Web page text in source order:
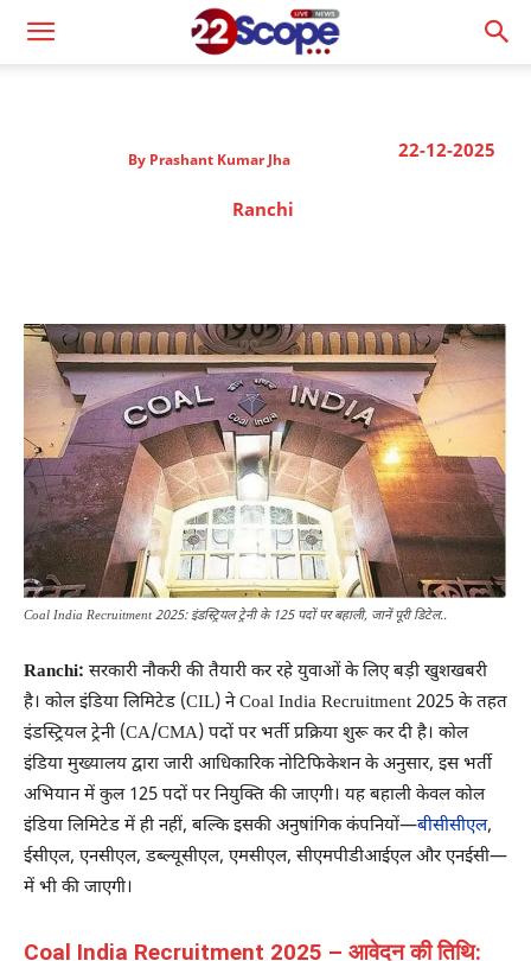
22-12-2025
By Prashant Kumar Jha
Ranchi
Coal India Recruitment 2025: इंडस्ट्रियल ट्रेनी के 125 पदों पर बहाली, जानें पूरी डिटेल..
Ranchi: सरकारी नौकरी की तैयारी कर रहे युवाओं के लिए बड़ी खुशखबरी
है। कोल इंडिया लिमिटेड (CIL) ने Coal India Recruitment 2025 के तहत
इंडस्ट्रियल ट्रेनी (CA/CMA) पदों पर भर्ती प्रक्रिया शुरू कर दी है। कोल
इंडिया मुख्यालय द्वारा जारी आधिकारिक नोटिफिकेशन के अनुसार, इस भर्ती
अभियान में कुल 125 पदों पर नियुक्ति की जाएगी। यह बहाली केवल कोल
इंडिया लिमिटेड में ही नहीं, बल्कि इसकी अनुषांगिक कंपनियों—बीसीसीएल,
ईसीएल, एनसीएल, डब्ल्यूसीएल, एमसीएल, सीएमपीडीआईएल और एनईसी—
में भी की जाएगी।
Coal India Recruitment 2025 – आवेदन की तिथि: